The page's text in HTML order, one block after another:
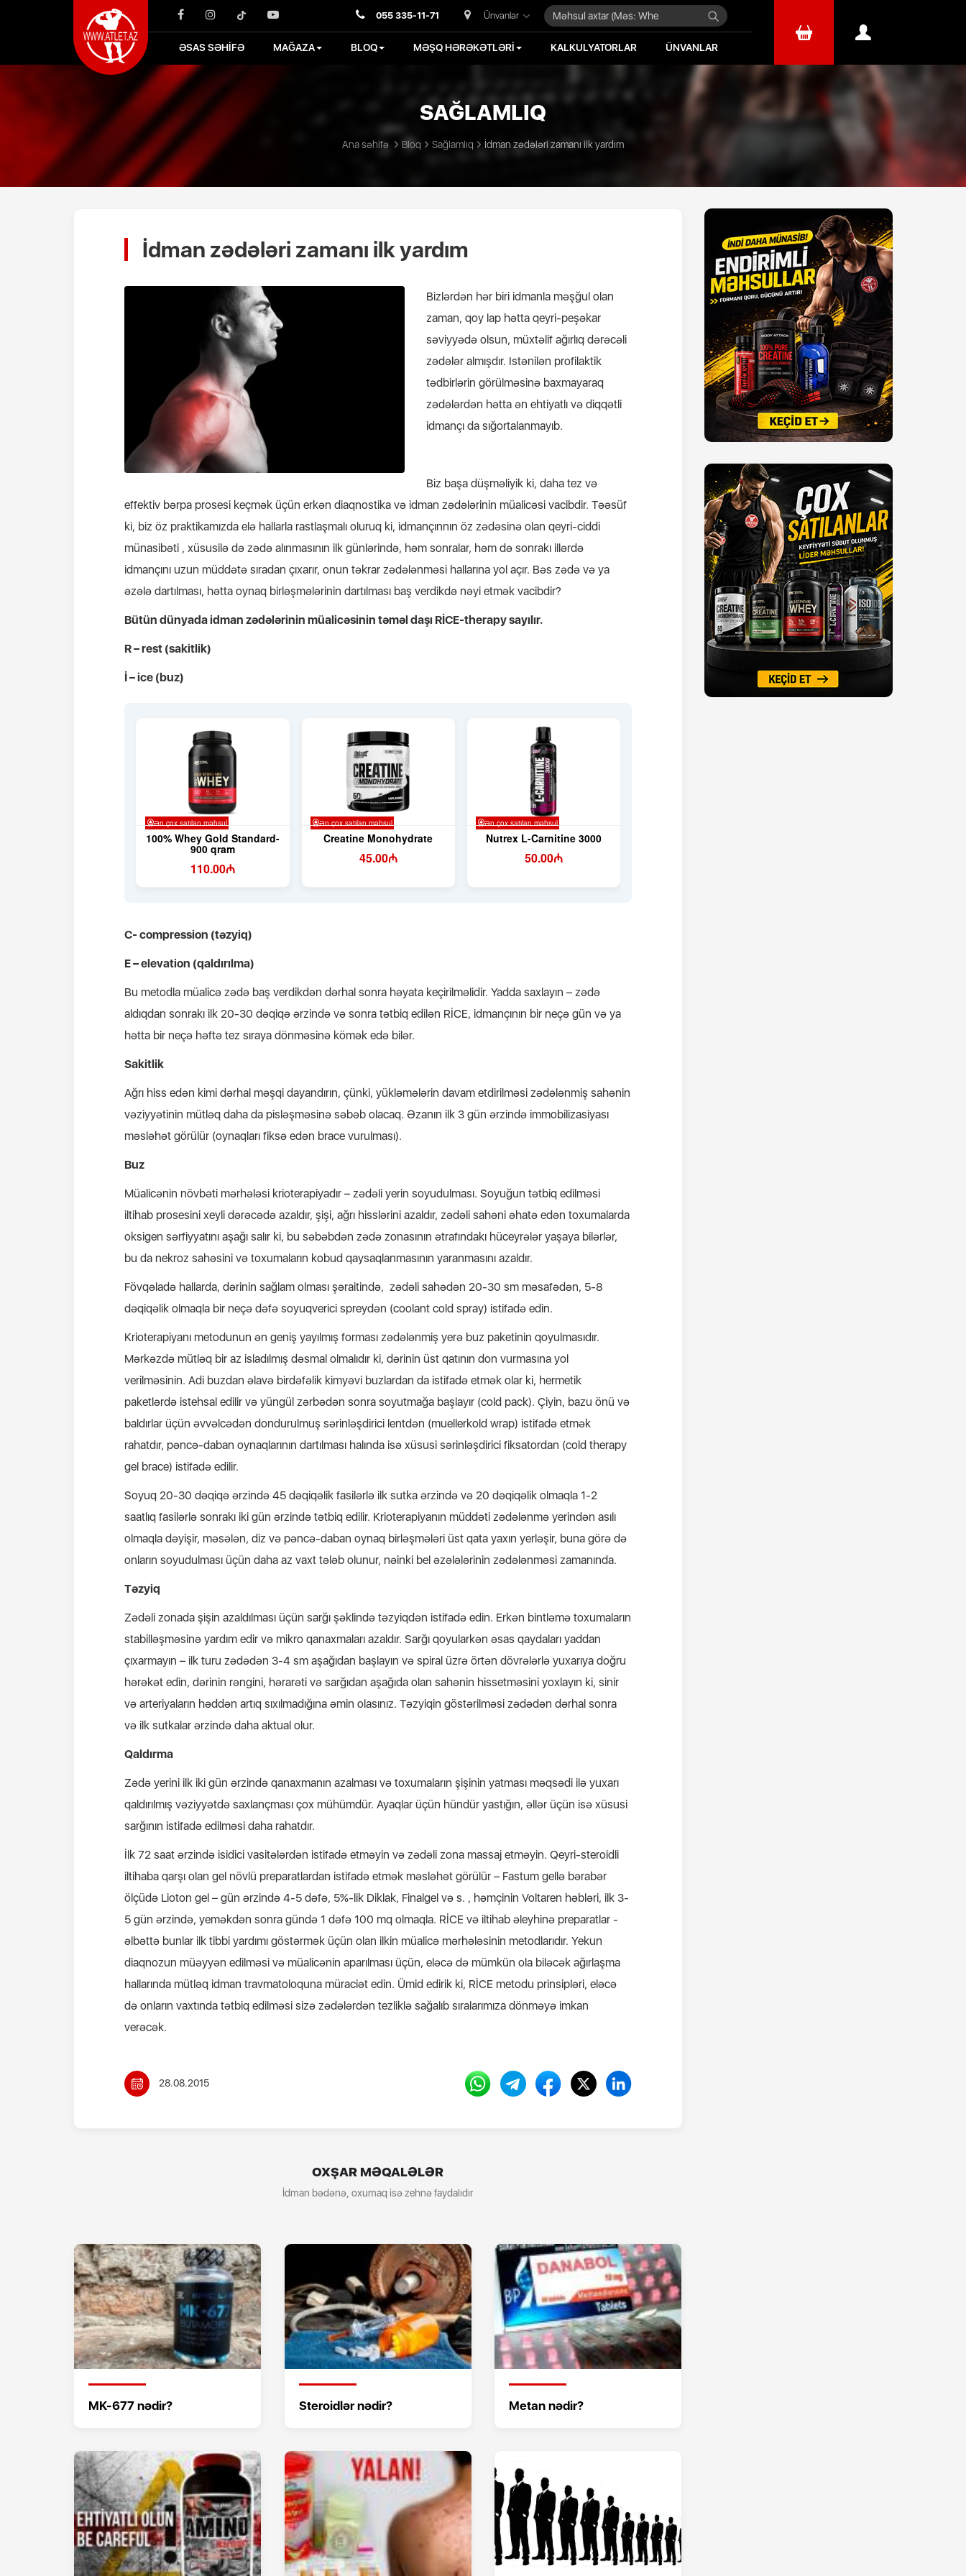
055 335-11-71 Ünvanlar
ƏSAS SƏHİFƏ MAĞAZA BLOQ MƏŞQ HƏRƏKƏTLƏRİ KALKULYATORLAR ÜNVANLAR
SAĞLAMLIQ
Ana səhifə Bloq Sağlamlıq İdman zədələri zamanı ilk yardım
İdman zədələri zamanı ilk yardım
Bizlərdən hər biri idmanla məşğul olan
zaman, qoy lap hətta qeyri-peşəkar
səviyyədə olsun, müxtəlif ağırlıq dərəcəli
zədələr almışdır. Istənilən profilaktik
tədbirlərin görülməsinə baxmayaraq
zədələrdən hətta ən ehtiyatlı və diqqətli
idmançı da sığortalanmayıb.
Biz başa düşməliyik ki, daha tez və
effektiv bərpa prosesi keçmək üçün erkən diaqnostika və idman zədələrinin müalicəsi vacibdir. Təəsüf
ki, biz öz praktikamızda elə hallarla rastlaşmalı oluruq ki, idmançınnın öz zədəsinə olan qeyri-ciddi
münasibəti , xüsusilə də zədə alınmasının ilk günlərində, həm sonralar, həm də sonrakı illərdə
idmançını uzun müddətə sıradan çıxarır, onun təkrar zədələnməsi hallarına yol açır. Bəs zədə və ya
əzələ dartılması, hətta oynaq birləşmələrinin dartılması baş verdikdə nəyi etmək vacibdir?
Bütün dünyada idman zədələrinin müalicəsinin təməl daşı RİCE-therapy sayılır.
R – rest (sakitlik)
İ – ice (buz)
C- compression (təzyiq)
E – elevation (qaldırılma)
Bu metodla müalicə zədə baş verdikdən dərhal sonra həyata keçirilməlidir. Yadda saxlayın – zədə
aldıqdan sonrakı ilk 20-30 dəqiqə ərzində və sonra tətbiq edilən RİCE, idmançının bir neçə gün və ya
hətta bir neçə həftə tez sıraya dönməsinə kömək edə bilər.
Sakitlik
Ağrı hiss edən kimi dərhal məşqi dayandırın, çünki, yükləmələrin davam etdirilməsi zədələnmiş sahənin
vəziyyətinin mütləq daha da pisləşməsinə səbəb olacaq. Əzanın ilk 3 gün ərzində immobilizasiyası
məsləhət görülür (oynaqları fiksə edən brace vurulması).
Buz
Müalicənin növbəti mərhələsi krioterapiyadır – zədəli yerin soyudulması. Soyuğun tətbiq edilməsi
iltihab prosesini xeyli dərəcədə azaldır, şişi, ağrı hisslərini azaldır, zədəli sahəni əhatə edən toxumalarda
oksigen sərfiyyatını aşağı salır ki, bu səbəbdən zədə zonasının ətrafındakı hüceyrələr yaşaya bilərlər,
bu da nekroz sahəsini və toxumaların kobud qaysaqlanmasının yaranmasını azaldır.
Fövqəladə hallarda, dərinin sağlam olması şəraitində, zədəli sahədən 20-30 sm məsafədən, 5-8
dəqiqəlik olmaqla bir neçə dəfə soyuqverici spreydən (coolant cold spray) istifadə edin.
Krioterapiyanı metodunun ən geniş yayılmış forması zədələnmiş yerə buz paketinin qoyulmasıdır.
Mərkəzdə mütləq bir az isladılmış dəsmal olmalıdır ki, dərinin üst qatının don vurmasına yol
verilməsinin. Adi buzdan əlavə birdəfəlik kimyəvi buzlardan da istifadə etmək olar ki, hermetik
paketlərdə istehsal edilir və yüngül zərbədən sonra soyutmağa başlayır (cold pack). Çiyin, bazu önü və
baldırlar üçün əvvəlcədən dondurulmuş sərinləşdirici lentdən (muellerkold wrap) istifadə etmək
rahatdır, pəncə-daban oynaqlarının dartılması halında isə xüsusi sərinləşdirici fiksatordan (cold therapy
gel brace) istifadə edilir.
Soyuq 20-30 dəqiqə ərzində 45 dəqiqəlik fasilərlə ilk sutka ərzində və 20 dəqiqəlik olmaqla 1-2
saatlıq fasilərlə sonrakı iki gün ərzində tətbiq edilir. Krioterapiyanın müddəti zədələnmə yerindən asılı
olmaqla dəyişir, məsələn, diz və pəncə-daban oynaq birləşmələri üst qata yaxın yerləşir, buna görə də
onların soyudulması üçün daha az vaxt tələb olunur, nəinki bel əzələlərinin zədələnməsi zamanında.
Təzyiq
Zədəli zonada şişin azaldılması üçün sarğı şəklində təzyiqdən istifadə edin. Erkən bintləmə toxumaların
stabilləşməsinə yardım edir və mikro qanaxmaları azaldır. Sarğı qoyularkən əsas qaydaları yaddan
çıxarmayın – ilk turu zədədən 3-4 sm aşağıdan başlayın və spiral üzrə örtən dövrələrlə yuxarıya doğru
hərəkət edin, dərinin rəngini, hərarəti və sarğıdan aşağıda olan sahənin hissetməsini yoxlayın ki, sinir
və arteriyaların həddən artıq sıxılmadığına əmin olasınız. Təzyiqin göstərilməsi zədədən dərhal sonra
və ilk sutkalar ərzində daha aktual olur.
Qaldırma
Zədə yerini ilk iki gün ərzində qanaxmanın azalması və toxumaların şişinin yatması məqsədi ilə yuxarı
qaldırılmış vəziyyətdə saxlançması çox mühümdür. Ayaqlar üçün hündür yastığın, əllər üçün isə xüsusi
sarğının istifadə edilməsi daha rahatdır.
İlk 72 saat ərzində isidici vasitələrdən istifadə etməyin və zədəli zona massaj etməyin. Qeyri-steroidli
iltihaba qarşı olan gel növlü preparatlardan istifadə etmək məsləhət görülür – Fastum gellə bərabər
ölçüdə Lioton gel – gün ərzində 4-5 dəfə, 5%-lik Diklak, Finalgel və s. , həmçinin Voltaren həbləri, ilk 3-
5 gün ərzində, yeməkdən sonra gündə 1 dəfə 100 mq olmaqla. RİCE və iltihab əleyhinə preparatlar -
əlbəttə bunlar ilk tibbi yardımı göstərmək üçün olan ilkin müalicə mərhələsinin metodlarıdır. Yekun
diaqnozun müəyyən edilməsi və müalicənin aparılması üçün, eləcə də mümkün ola biləcək ağırlaşma
hallarında mütləq idman travmatoloquna müraciət edin. Ümid edirik ki, RİCE metodu prinsipləri, eləcə
də onların vaxtında tətbiq edilməsi sizə zədələrdən tezliklə sağalıb sıralarımıza dönməyə imkan
verəcək.
28.08.2015
OXŞAR MƏQALƏLƏR
İdman bədənə, oxumaq isə zehnə faydalıdır
MK-677 nədir? Steroidlər nədir? Metan nədir?